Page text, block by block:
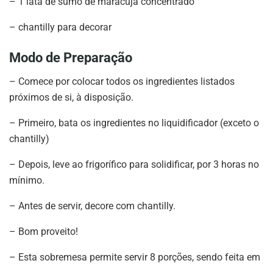
– chantilly para decorar
Modo de Preparação
– Comece por colocar todos os ingredientes listados
próximos de si, à disposição.
– Primeiro, bata os ingredientes no liquidificador (exceto o
chantilly)
– Depois, leve ao frigorífico para solidificar, por 3 horas no
mínimo.
– Antes de servir, decore com chantilly.
– Bom proveito!
– Esta sobremesa permite servir 8 porções, sendo feita em